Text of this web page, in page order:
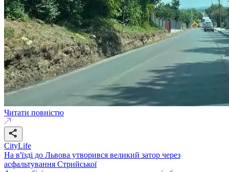
Читати повністю
CityLife
На в'їзді до Львова утворився великий затор через
асфальтування Стрийської